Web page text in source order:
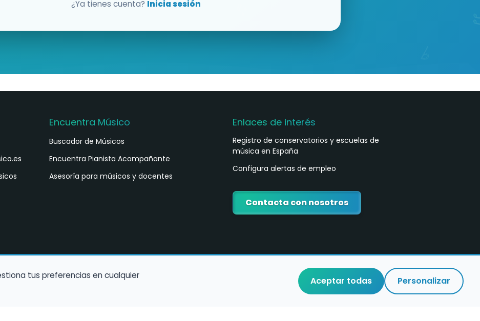
¿Ya tienes cuenta? Inicia sesión
Encuentra Músico
Buscador de Músicos
Encuentra Pianista Acompañante
Asesoría para músicos y docentes
Enlaces de interés
Registro de conservatorios y escuelas de
música en España
Configura alertas de empleo
Contacta con nosotros
tus preferencias en cualquier
Aceptar todas Personalizar